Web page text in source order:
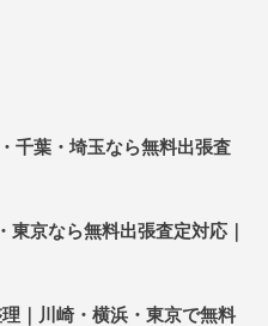
千葉・埼玉なら無料出張査
東京なら無料出張査定対応｜
｜川崎・横浜・東京で無料